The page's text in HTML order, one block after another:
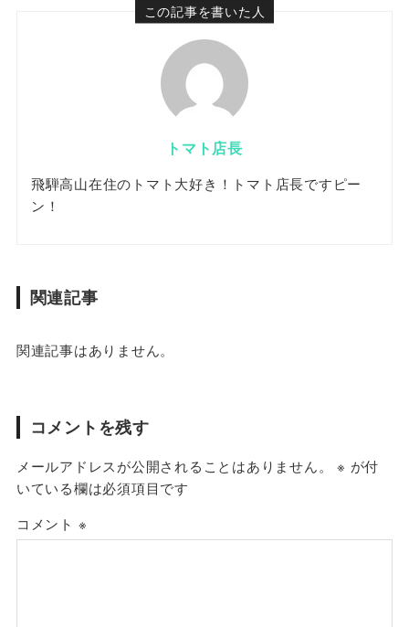
この記事を書いた人
トマト店長
飛騨高山在住のトマト大好き！トマト店長ですピー
ン！
関連記事
関連記事はありません。
コメントを残す
メールアドレスが公開されることはありません。 ※ が付
いている欄は必須項目です
コメント ※